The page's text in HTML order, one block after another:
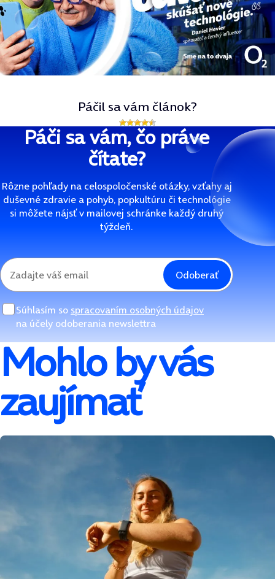
Páčil sa vám článok?
Páči sa vám, čo práve
čítate?
Rôzne pohľady na celospoločenské otázky, vzťahy aj
duševné zdravie a pohyb, popkultúru či technológie
si môžete nájsť v mailovej schránke každý druhý
týždeň.
Odoberať
Súhlasím so spracovaním osobných údajov
na účely odoberania newslettra
Mohlo by vás
zaujímať